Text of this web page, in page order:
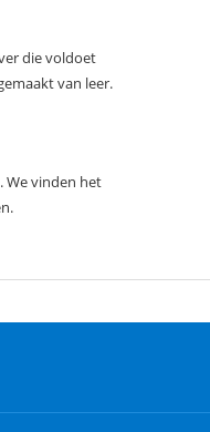
die voldoet
van leer.
We vinden het